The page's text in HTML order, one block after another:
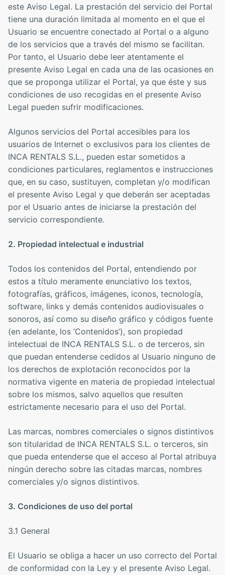
este Aviso Legal. La prestación del servicio del Portal
tiene una duración limitada al momento en el que el
Usuario se encuentre conectado al Portal o a alguno
de los servicios que a través del mismo se facilitan.
Por tanto, el Usuario debe leer atentamente el
presente Aviso Legal en cada una de las ocasiones en
que se proponga utilizar el Portal, ya que éste y sus
condiciones de uso recogidas en el presente Aviso
Legal pueden sufrir modificaciones.
Algunos servicios del Portal accesibles para los
usuarios de Internet o exclusivos para los clientes de
INCA RENTALS S.L., pueden estar sometidos a
condiciones particulares, reglamentos e instrucciones
que, en su caso, sustituyen, completan y/o modifican
el presente Aviso Legal y que deberán ser aceptadas
por el Usuario antes de iniciarse la prestación del
servicio correspondiente.
2. Propiedad intelectual e industrial
Todos los contenidos del Portal, entendiendo por
estos a título meramente enunciativo los textos,
fotografías, gráficos, imágenes, iconos, tecnología,
software, links y demás contenidos audiovisuales o
sonoros, así como su diseño gráfico y códigos fuente
(en adelante, los ‘Contenidos’), son propiedad
intelectual de INCA RENTALS S.L. o de terceros, sin
que puedan entenderse cedidos al Usuario ninguno de
los derechos de explotación reconocidos por la
normativa vigente en materia de propiedad intelectual
sobre los mismos, salvo aquellos que resulten
estrictamente necesario para el uso del Portal.
Las marcas, nombres comerciales o signos distintivos
son titularidad de INCA RENTALS S.L. o terceros, sin
que pueda entenderse que el acceso al Portal atribuya
ningún derecho sobre las citadas marcas, nombres
comerciales y/o signos distintivos.
3. Condiciones de uso del portal
3.1 General
El Usuario se obliga a hacer un uso correcto del Portal
de conformidad con la Ley y el presente Aviso Legal.